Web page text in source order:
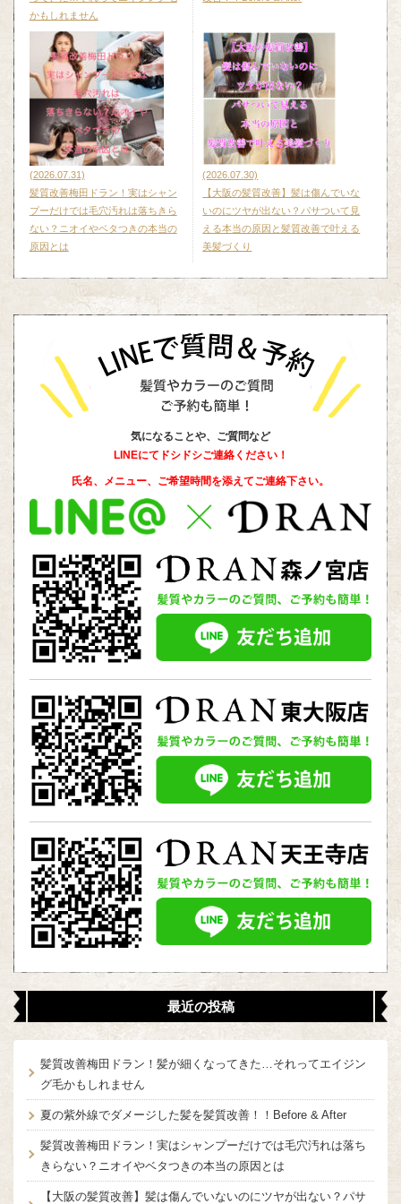
かもしれません
(2026.07.31)
髪質改善梅田ドラン！実はシャン
プーだけでは毛穴汚れは落ちきら
ない？ニオイやベタつきの本当の
原因とは
(2026.07.30)
【大阪の髪質改善】髪は傷んでいな
いのにツヤが出ない？パサついて見
える本当の原因と髪質改善で叶える
美髪づくり
気になることや、ご質問など
LINEにてドシドシご連絡ください！
氏名、メニュー、ご希望時間を添えてご連絡下さい。
最近の投稿
髪質改善梅田ドラン！髪が細くなってきた…それってエイジン
グ毛かもしれません
夏の紫外線でダメージした髪を髪質改善！！Before & After
髪質改善梅田ドラン！実はシャンプーだけでは毛穴汚れは落ち
きらない？ニオイやベタつきの本当の原因とは
【大阪の髪質改善】髪は傷んでいないのにツヤが出ない？パサ